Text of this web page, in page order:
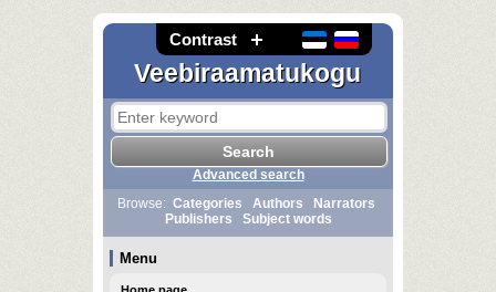
Contrast
Veebiraamatukogu
Advanced search
Browse: Categories Authors
Narrators
Publishers
Subject words
Menu